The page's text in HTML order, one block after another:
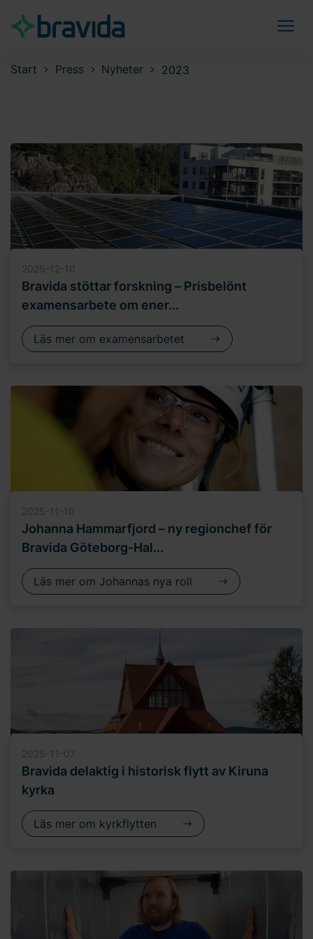
Start Press Nyheter 2023
2025-12-10
Bravida stöttar forskning – Prisbelönt
examensarbete om ener...
Läs mer om examensarbetet
2025-11-10
Johanna Hammarfjord – ny regionchef för
Bravida Göteborg-Hal...
Läs mer om Johannas nya roll
2025-11-07
Bravida delaktig i historisk flytt av Kiruna
kyrka
Läs mer om kyrkflytten